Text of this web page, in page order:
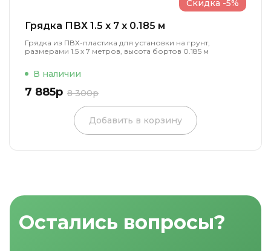
Грядка ПВХ 1.5 x 7 x 0.185 м
Грядка из ПВХ-пластика для установки на грунт,
размерами 1.5 х 7 метров, высота бортов 0.185 м
В наличии
7 885р 8 300р
Скидка -5%
Добавить в корзину
Остались вопросы?